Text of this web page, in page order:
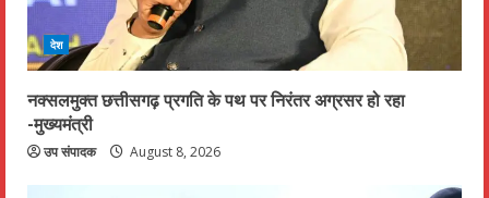
देश
नक्सलमुक्त छत्तीसगढ़ प्रगति के पथ पर निरंतर अग्रसर हो रहा
-मुख्यमंत्री
उप संपादक August 8, 2026